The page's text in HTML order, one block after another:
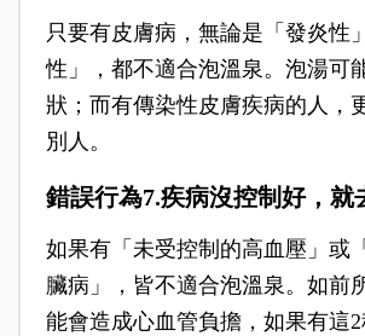
只要有皮膚病，無論是「發炎性
性」，都不適合泡溫泉。泡湯可
狀；而有傳染性皮膚疾病的人，
別人。
錯誤行為7.疾病沒控制好，就
如果有「未受控制的高血壓」或
臟病」，皆不適合泡溫泉。如前
能會造成心血管負擔，如果有這